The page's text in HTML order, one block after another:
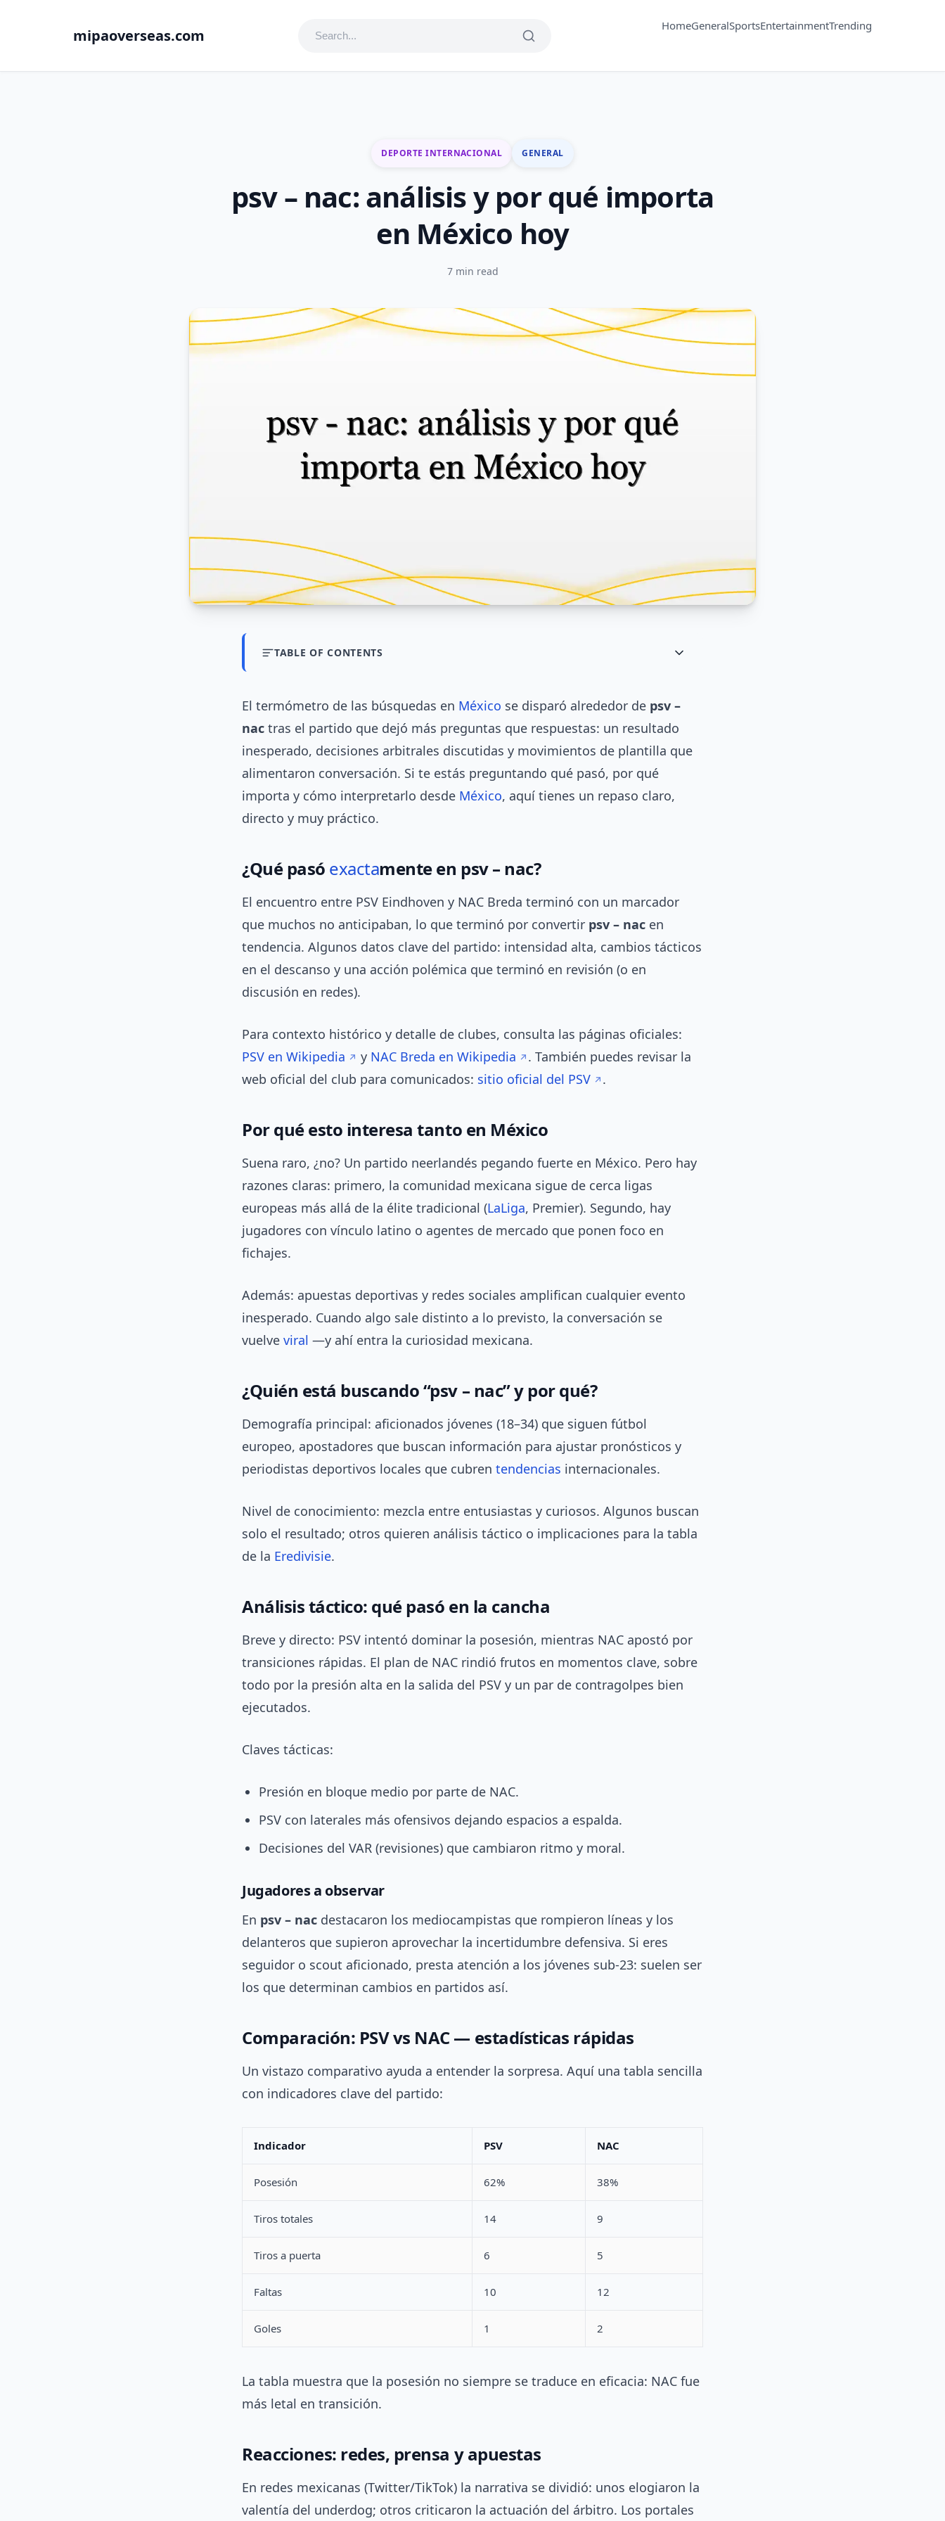
mipaoverseas.com
HomeGeneralSportsEntertainmentTrending
DEPORTE INTERNACIONAL GENERAL
psv – nac: análisis y por qué importa
en México hoy
7 min read
TABLE OF CONTENTS
El termómetro de las búsquedas en México se disparó alrededor de psv –
nac tras el partido que dejó más preguntas que respuestas: un resultado
inesperado, decisiones arbitrales discutidas y movimientos de plantilla que
alimentaron conversación. Si te estás preguntando qué pasó, por qué
importa y cómo interpretarlo desde México, aquí tienes un repaso claro,
directo y muy práctico.
¿Qué pasó exactamente en psv – nac?
El encuentro entre PSV Eindhoven y NAC Breda terminó con un marcador
que muchos no anticipaban, lo que terminó por convertir psv – nac en
tendencia. Algunos datos clave del partido: intensidad alta, cambios tácticos
en el descanso y una acción polémica que terminó en revisión (o en
discusión en redes).
Para contexto histórico y detalle de clubes, consulta las páginas oficiales:
PSV en Wikipedia
y NAC Breda en Wikipedia
. También puedes revisar la
web oficial del club para comunicados: sitio oficial del PSV .
Por qué esto interesa tanto en México
Suena raro, ¿no? Un partido neerlandés pegando fuerte en México. Pero hay
razones claras: primero, la comunidad mexicana sigue de cerca ligas
europeas más allá de la élite tradicional (LaLiga, Premier). Segundo, hay
jugadores con vínculo latino o agentes de mercado que ponen foco en
fichajes.
Además: apuestas deportivas y redes sociales amplifican cualquier evento
inesperado. Cuando algo sale distinto a lo previsto, la conversación se
vuelve viral —y ahí entra la curiosidad mexicana.
¿Quién está buscando “psv – nac” y por qué?
Demografía principal: aficionados jóvenes (18–34) que siguen fútbol
europeo, apostadores que buscan información para ajustar pronósticos y
periodistas deportivos locales que cubren tendencias internacionales.
Nivel de conocimiento: mezcla entre entusiastas y curiosos. Algunos buscan
solo el resultado; otros quieren análisis táctico o implicaciones para la tabla
de la Eredivisie.
Análisis táctico: qué pasó en la cancha
Breve y directo: PSV intentó dominar la posesión, mientras NAC apostó por
transiciones rápidas. El plan de NAC rindió frutos en momentos clave, sobre
todo por la presión alta en la salida del PSV y un par de contragolpes bien
ejecutados.
Claves tácticas:
Presión en bloque medio por parte de NAC.
PSV con laterales más ofensivos dejando espacios a espalda.
Decisiones del VAR (revisiones) que cambiaron ritmo y moral.
Jugadores a observar
En psv – nac destacaron los mediocampistas que rompieron líneas y los
delanteros que supieron aprovechar la incertidumbre defensiva. Si eres
seguidor o scout aficionado, presta atención a los jóvenes sub-23: suelen ser
los que determinan cambios en partidos así.
Comparación: PSV vs NAC — estadísticas rápidas
Un vistazo comparativo ayuda a entender la sorpresa. Aquí una tabla sencilla
con indicadores clave del partido:
Indicador PSV NAC
Posesión 62% 38%
Tiros totales 14 9
Tiros a puerta 6 5
Faltas 10 12
Goles 1 2
La tabla muestra que la posesión no siempre se traduce en eficacia: NAC fue
más letal en transición.
Reacciones: redes, prensa y apuestas
En redes mexicanas (Twitter/TikTok) la narrativa se dividió: unos elogiaron la
valentía del underdog; otros criticaron la actuación del árbitro. Los portales